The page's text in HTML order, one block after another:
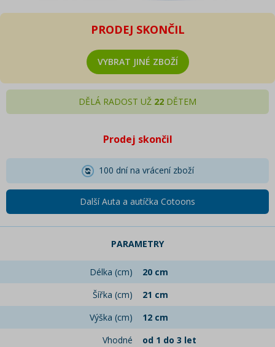
PRODEJ SKONČIL
VYBRAT JINÉ ZBOŽÍ
DĚLÁ RADOST UŽ 22 DĚTEM
Prodej skončil
100 dní na vrácení zboží
Další Auta a autíčka Cotoons
PARAMETRY
Délka (cm)
20 cm
Šířka (cm)
21 cm
Výška (cm)
12 cm
Vhodné
od 1 do 3 let